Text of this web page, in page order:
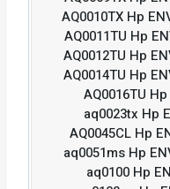
AQ0010TX Hp
AQ0011TU Hp
AQ0012TU Hp
AQ0014TU Hp
AQ0016TU
aq0023tx Hp
AQ0045CL Hp
aq0051ms Hp
aq0100 Hp